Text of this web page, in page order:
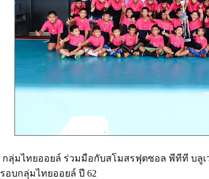
กลุ่มไทยออยล์ ร่วมมือกับสโมสรฟุตซอล พีทีที บลู
รอบกลุ่มไทยออยล์ ปี 62